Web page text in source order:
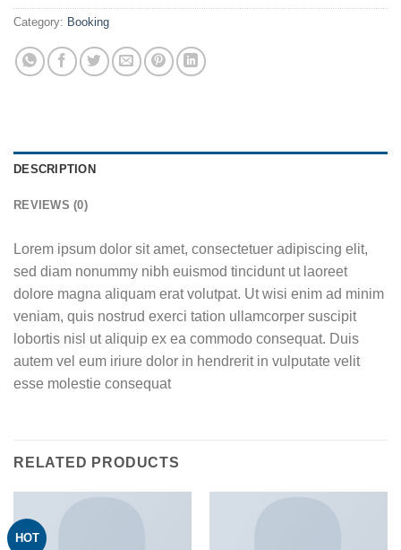
Category: Booking
DESCRIPTION
REVIEWS (0)
Lorem ipsum dolor sit amet, consectetuer adipiscing elit,
sed diam nonummy nibh euismod tincidunt ut laoreet
dolore magna aliquam erat volutpat. Ut wisi enim ad minim
veniam, quis nostrud exerci tation ullamcorper suscipit
lobortis nisl ut aliquip ex ea commodo consequat. Duis
autem vel eum iriure dolor in hendrerit in vulputate velit
esse molestie consequat
RELATED PRODUCTS
HOT